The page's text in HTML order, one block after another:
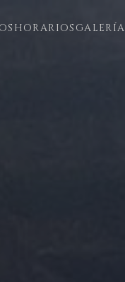
HORARIOS GALERÍA